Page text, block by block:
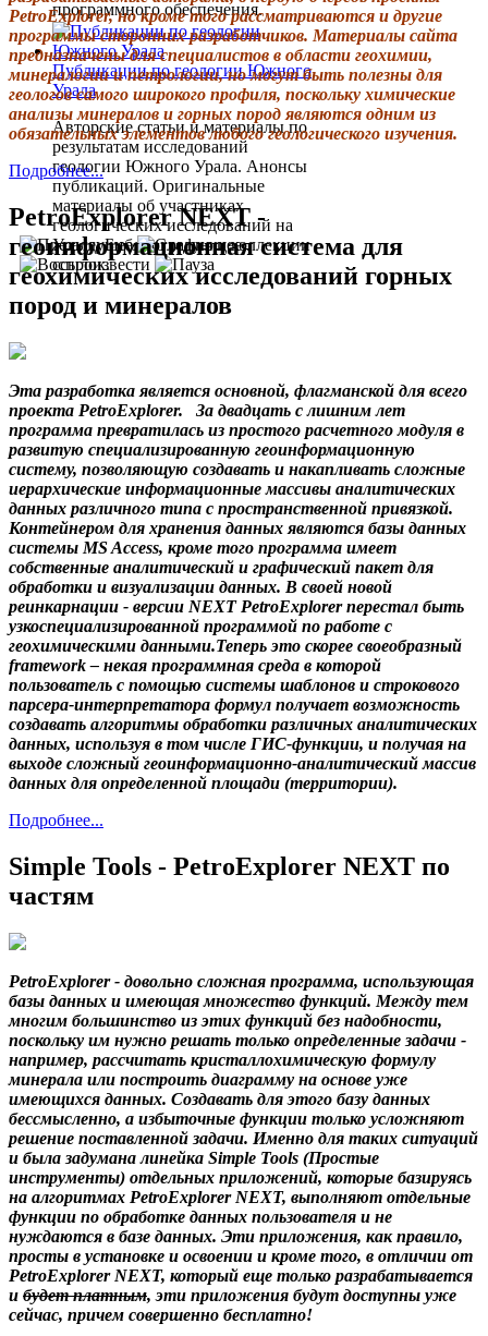
программного обеспечения.
Публикации по геологии Южного
Урала
Авторские статьи и материалы по
результатам исследований
геологии Южного Урала. Анонсы
публикаций. Оригинальные
материалы об участниках
геологических исследований на
Урале. Библиография и коллекции
ссылок.
PetroExplorer, но кроме того рассматриваются и другие
программы сторонних разработчиков. Материалы сайта
предназначены для специалистов в области геохимии,
минералогии и петрологии, но могут быть полезны для
геологов самого широкого профиля, поскольку химические
анализы минералов и горных пород являются одним из
обязательных элементов любого геологического изучения.
Подробнее...
PetroExplorer NEXT -
геоинформационная система для
геохимических исследований горных
пород и минералов
Эта разработка является основной, флагманской для всего
проекта PetroExplorer. За двадцать с лишним лет
программа превратилась из простого расчетного модуля в
развитую специализированную геоинформационную
систему, позволяющую создавать и накапливать сложные
иерархические информационные массивы аналитических
данных различного типа с пространственной привязкой.
Контейнером для хранения данных являются базы данных
системы MS Access, кроме того программа имеет
собственные аналитический и графический пакет для
обработки и визуализации данных. В своей новой
реинкарнации - версии NEXT PetroExplorer перестал быть
узкоспециализированной программой по работе с
геохимическими данными.Теперь это скорее своеобразный
framework – некая программная среда в которой
пользователь с помощью системы шаблонов и строкового
парсера-интерпретатора формул получает возможность
создавать алгоритмы обработки различных аналитических
данных, используя в том числе ГИС-функции, и получая на
выходе сложный геоинформационно-аналитический массив
данных для определенной площади (территории).
Подробнее...
Simple Tools - PetroExplorer NEXT по
частям
PetroExplorer - довольно сложная программа, использующая
базы данных и имеющая множество функций. Между тем
многим большинство из этих функций без надобности,
поскольку им нужно решать только определенные задачи -
например, рассчитать кристаллохимическую формулу
минерала или построить диаграмму на основе уже
имеющихся данных. Создавать для этого базу данных
бессмысленно, а избыточные функции только усложняют
решение поставленной задачи. Именно для таких ситуаций
и была задумана линейка Simple Tools (Простые
инструменты) отдельных приложений, которые базируясь
на алгоритмах PetroExplorer NEXT, выполняют отдельные
функции по обработке данных пользователя и не
нуждаются в базе данных. Эти приложения, как правило,
просты в установке и освоении и кроме того, в отличии от
PetroExplorer NEXT, который еще только разрабатывается
и будет платным, эти приложения будут доступны уже
сейчас, причем совершенно бесплатно!